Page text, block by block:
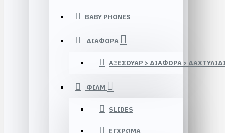
BABY PHONES
ΔΙΑΦΟΡΑ
ΑΞΕΣΟΥΑΡ > ΔΙΑΦΟΡΑ >
ΦΙΛΜ
SLIDES
ΕΓΧΡΩΜΑ